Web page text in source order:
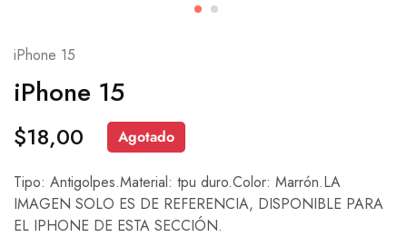
iPhone 15
iPhone 15
$18,00 Agotado
Tipo: Antigolpes.Material: tpu duro.Color: Marrón.LA
IMAGEN SOLO ES DE REFERENCIA, DISPONIBLE PARA
EL IPHONE DE ESTA SECCIÓN.